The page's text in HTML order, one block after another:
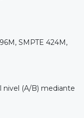
SMPTE 424M,
nivel (A/B) mediante